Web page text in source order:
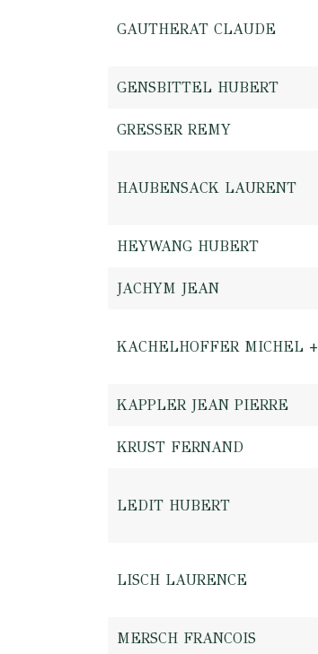
GAUTHERAT CLAUDE
GENSBITTEL HUBERT
GRESSER REMY
HAUBENSACK LAURENT
HEYWANG HUBERT
JACHYM JEAN
KACHELHOFFER MICHEL +
KAPPLER JEAN PIERRE
KRUST FERNAND
LEDIT HUBERT
LISCH LAURENCE
MERSCH FRANCOIS